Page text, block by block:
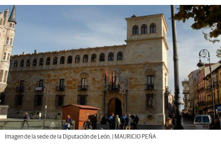
Imagen de la sede de la Diputación de León. | MAURICIO PEÑA